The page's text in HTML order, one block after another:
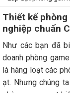
Thiết kế
nghiệp chuẩn
Như các bạn đã
doanh phòng
là hàng loạt các
ạt. Nhưng chúng